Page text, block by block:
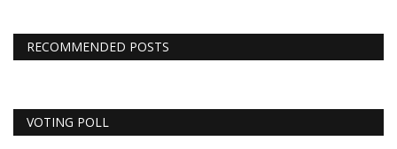
RECOMMENDED POSTS
VOTING POLL